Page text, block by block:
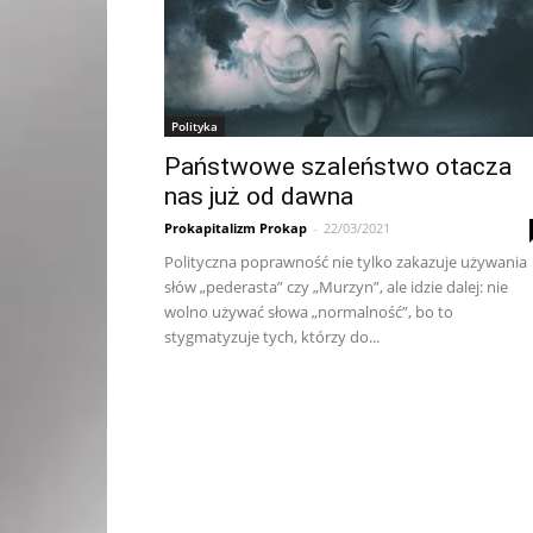
Polityka
Państwowe szaleństwo otacza
nas już od dawna
Prokapitalizm Prokap - 22/03/2021
Polityczna poprawność nie tylko zakazuje używania
słów „pederasta” czy „Murzyn”, ale idzie dalej: nie
wolno używać słowa „normalność”, bo to
stygmatyzuje tych, którzy do...